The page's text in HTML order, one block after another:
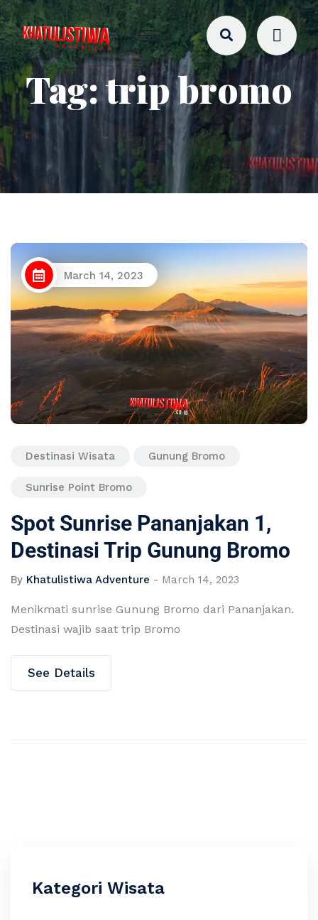
Tag:trip bromo
March 14, 2023
Destinasi Wisata Gunung Bromo
Sunrise Point Bromo
Spot Sunrise Pananjakan 1,
Destinasi Trip Gunung Bromo
By Khatulistiwa Adventure - March 14, 2023
Menikmati sunrise Gunung Bromo dari Pananjakan.
Destinasi wajib saat trip Bromo
See Details
Kategori Wisata